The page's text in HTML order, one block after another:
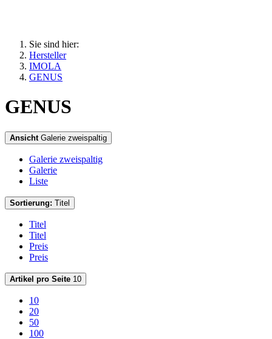
Sie sind hier:
Hersteller
IMOLA
GENUS
GENUS
Ansicht Galerie zweispaltig
Galerie zweispaltig
Galerie
Liste
Sortierung: Titel
Titel
Titel
Preis
Preis
Artikel pro Seite 10
10
20
50
100